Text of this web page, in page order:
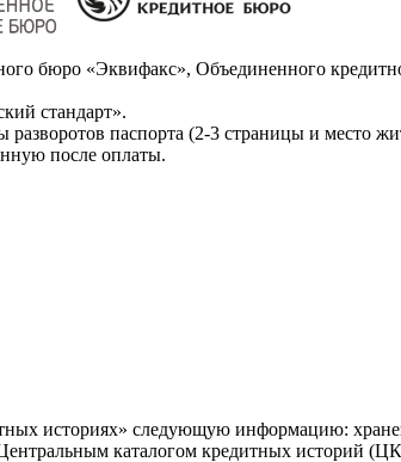
бюро «Эквифакс», Объединенного
стандарт».
паспорта (2-3 страницы и место
после оплаты.
историях» следующую информацию:
каталогом кредитных историй